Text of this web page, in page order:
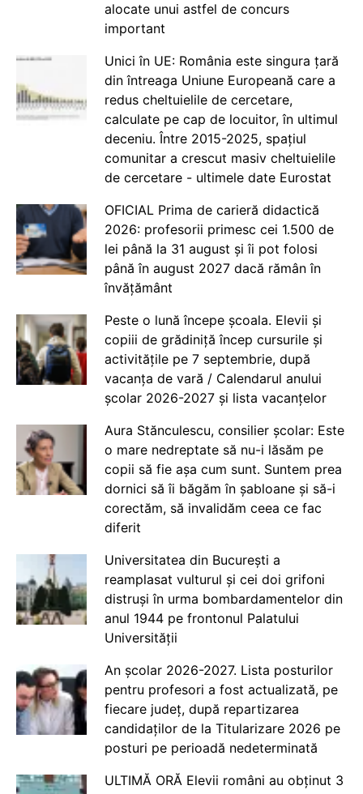
alocate unui astfel de concurs
important
Unici în UE: România este singura țară
din întreaga Uniune Europeană care a
redus cheltuielile de cercetare,
calculate pe cap de locuitor, în ultimul
deceniu. Între 2015-2025, spațiul
comunitar a crescut masiv cheltuielile
de cercetare - ultimele date Eurostat
OFICIAL Prima de carieră didactică
2026: profesorii primesc cei 1.500 de
lei până la 31 august și îi pot folosi
până în august 2027 dacă rămân în
învățământ
Peste o lună începe școala. Elevii și
copiii de grădiniță încep cursurile și
activitățile pe 7 septembrie, după
vacanța de vară / Calendarul anului
școlar 2026-2027 și lista vacanțelor
Aura Stănculescu, consilier școlar: Este
o mare nedreptate să nu-i lăsăm pe
copii să fie așa cum sunt. Suntem prea
dornici să îi băgăm în șabloane și să-i
corectăm, să invalidăm ceea ce fac
diferit
Universitatea din București a
reamplasat vulturul și cei doi grifoni
distruși în urma bombardamentelor din
anul 1944 pe frontonul Palatului
Universității
An școlar 2026-2027. Lista posturilor
pentru profesori a fost actualizată, pe
fiecare județ, după repartizarea
candidaților de la Titularizare 2026 pe
posturi pe perioadă nedeterminată
ULTIMĂ ORĂ Elevii români au obținut 3